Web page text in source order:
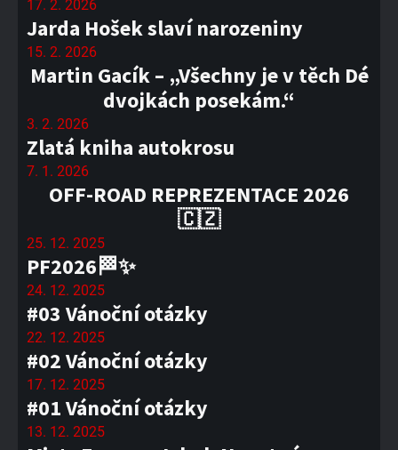
17. 2. 2026
Jarda Hošek slaví narozeniny
15. 2. 2026
Martin Gacík – „Všechny je v těch Dé
dvojkách posekám.“
3. 2. 2026
Zlatá kniha autokrosu
7. 1. 2026
OFF-ROAD REPREZENTACE 2026
🇨🇿
25. 12. 2025
PF2026🏁✨
24. 12. 2025
#03 Vánoční otázky
22. 12. 2025
#02 Vánoční otázky
17. 12. 2025
#01 Vánoční otázky
13. 12. 2025